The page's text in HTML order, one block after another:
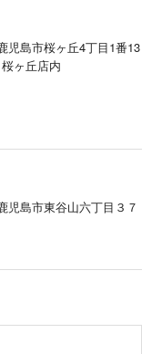
児島市桜ヶ丘4丁目1番13
ヶ丘店内
児島市東谷山六丁目３７